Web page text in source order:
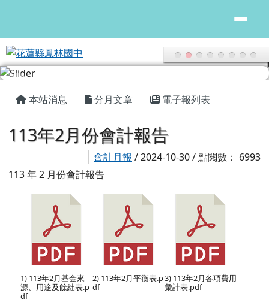
本站消息 分月文章 電子報列表
113年2月份會計報告
會計月報 / 2024-10-30 / 點閱數： 6993
113 年 2 月份會計報告
1) 113年2月基金來
源、用途及餘絀表.p
df
2) 113年2月平衡表.p
df
3) 113年2月各項費用
彙計表.pdf